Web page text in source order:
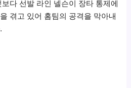
다 선발 라인 넬슨이 장타 통제에
겪고 있어 홈팀의 공격을 막아내